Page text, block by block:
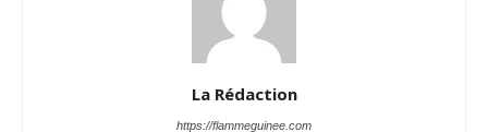
La Rédaction
https://flammeguinee.com